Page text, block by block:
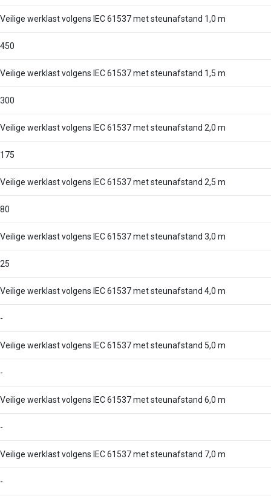
Veilige werklast volgens IEC 61537 met steunafstand 1,0 m
450
Veilige werklast volgens IEC 61537 met steunafstand 1,5 m
300
Veilige werklast volgens IEC 61537 met steunafstand 2,0 m
175
Veilige werklast volgens IEC 61537 met steunafstand 2,5 m
80
Veilige werklast volgens IEC 61537 met steunafstand 3,0 m
25
Veilige werklast volgens IEC 61537 met steunafstand 4,0 m
-
Veilige werklast volgens IEC 61537 met steunafstand 5,0 m
-
Veilige werklast volgens IEC 61537 met steunafstand 6,0 m
-
Veilige werklast volgens IEC 61537 met steunafstand 7,0 m
-